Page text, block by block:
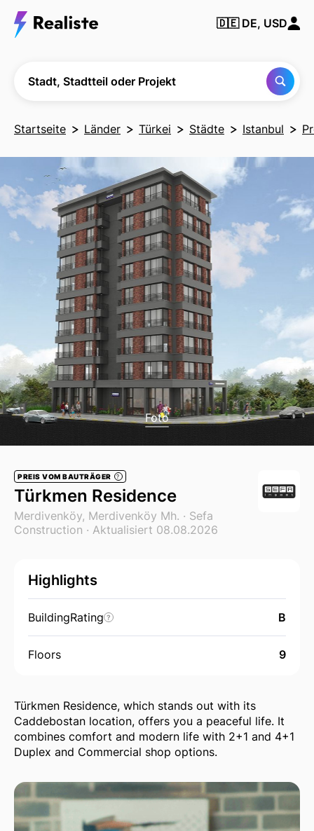
Finden Sie
jede Stadt,
🇩🇪 DE, USD
Stadt, Stadtteil oder Projekt
Startseite Länder Türkei Städte Istanbul
Foto
PREIS VOM BAUTRÄGER ?
Türkmen Residence
Merdivenköy, Merdivenköy Mh. · Sefa
Construction · Aktualisiert 08.08.2026
Highlights
BuildingRating ? B
Floors 9
Türkmen Residence, which stands out with its
Caddebostan location, offers you a peaceful life. It
combines comfort and modern life with 2+1 and 4+1
Duplex and Commercial shop options.